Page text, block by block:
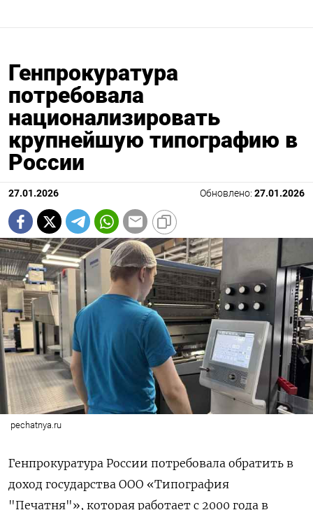
Генпрокуратура
потребовала
национализировать
крупнейшую типографию в
России
27.01.2026 Обновлено: 27.01.2026
pechatnya.ru
Генпрокуратура России потребовала обратить в
доход государства ООО «Типография
"Печатня"», которая работает с 2000 года в